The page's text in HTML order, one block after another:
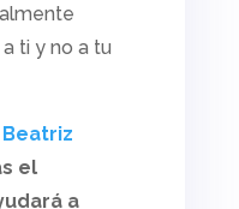
ti y no a tu
Beatriz
el
a